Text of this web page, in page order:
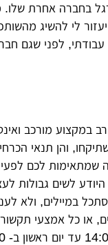
בחברה אחרת שלו.
לי להשיג
לפני שגם
במקצוע מורכב
והן תנאי
שמתאימות לכם
לשים גבולות
במיילים, ולא
או כל אמצעי